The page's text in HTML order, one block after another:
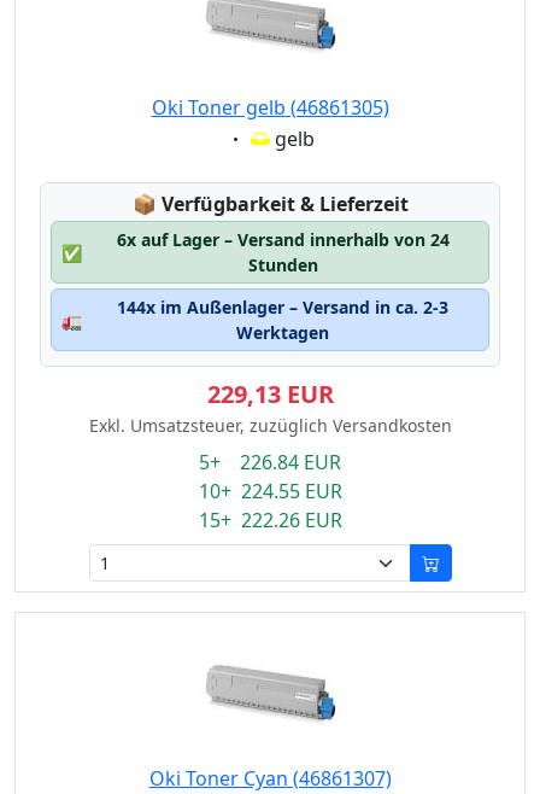
Oki Toner gelb (46861305)
Eigenschaft:
gelb
📦 Lagerstatus:
Verfügbarkeit & Lieferzeit
✅
6x auf Lager – Versand innerhalb von 24
Stunden
🚛
144x im Außenlager – Versand in ca. 2-3
Werktagen
229,13 EUR
Exkl. Umsatzsteuer, zuzüglich Versandkosten
5+ 226.84 EUR
10+ 224.55 EUR
15+ 222.26 EUR
Oki Toner Cyan (46861307)